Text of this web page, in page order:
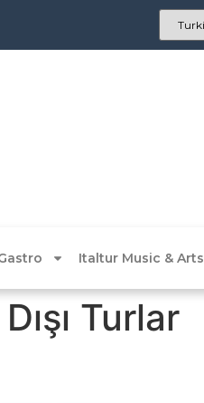
Italtur Music & Arts
Turlar